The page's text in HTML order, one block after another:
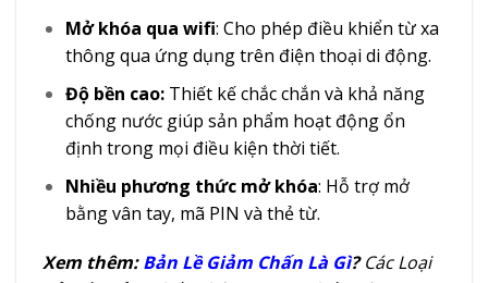
Mở khóa qua wifi: Cho phép điều khiển từ xa
thông qua ứng dụng trên điện thoại di động.
Độ bền cao:Thiết kế chắc chắn và khả năng
chống nước giúp sản phẩm hoạt động ổn
định trong mọi điều kiện thời tiết.
Nhiều phương thức mở khóa: Hỗ trợ mở
bằng vân tay, mã PIN và thẻ từ.
Xem thêm:Bản Lề Giảm Chấn Là Gì?Các Loại